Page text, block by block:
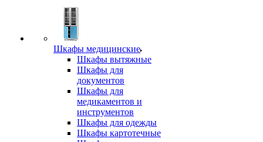
Шкафы медицинские
Шкафы вытяжные
Шкафы для
документов
Шкафы для
медикаментов и
инструментов
Шкафы для одежды
Шкафы картотечные